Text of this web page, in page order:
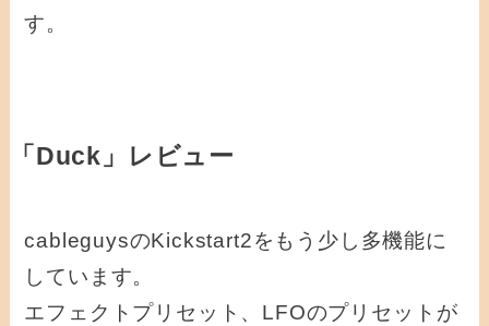
す。
「Duck」レビュー
cableguysのKickstart2をもう少し多機能に
しています。
エフェクトプリセット、LFOのプリセットが